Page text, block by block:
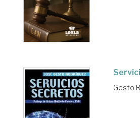
Gesto